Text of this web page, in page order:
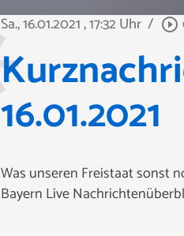
Sa., 16.01.2021, 17:32 Uhr / play_circle_outline
16.01.2021
Was unseren Freistaat sonst
Bayern Live